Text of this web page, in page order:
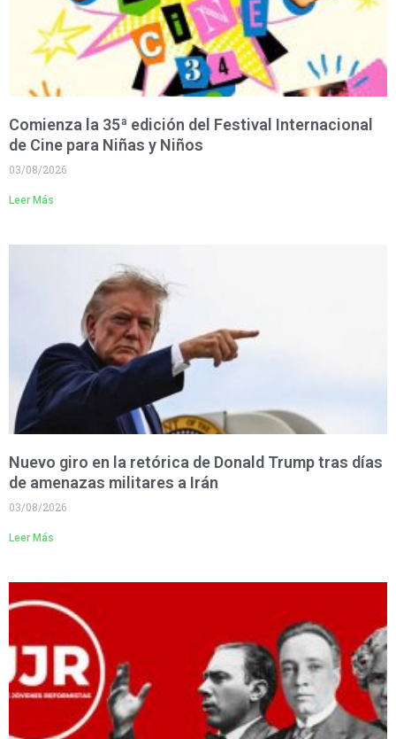
Comienza la 35ª edición del Festival Internacional
de Cine para Niñas y Niños
03/08/2026
Leer Más
Nuevo giro en la retórica de Donald Trump tras días
de amenazas militares a Irán
03/08/2026
Leer Más